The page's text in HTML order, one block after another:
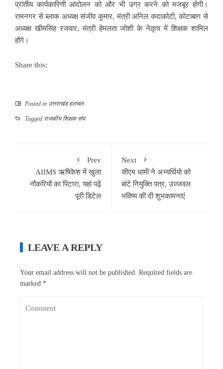
प्रांतीय कार्यकारिणी आंदोलन को और भी उग्र करने को मजबूर होगी।
रामनगर से ब्लाक अध्यक्ष संजीव कुमार, मंत्री अनिल कदाकोटी, कोटाबाग से
अध्यक्ष खीमसिंह रजवार, मंत्री हेमलता जोशी के नेतृत्व में शिक्षक शामिल
होंगे।
Share this:
Posted in उत्तराखंड हलचल
Tagged राजकीय शिक्षक संघ
Prev
AIIMS ऋषिकेश में खुला
नौकरियों का पिटारा, यहां पढ़ें
पूरी डिटेल
Next
सीएम धामी ने अभ्यर्थियो को
बांटे नियुक्ति पत्र, उज्जवल
भविष्य की दी शुभकामनाएं
LEAVE A REPLY
Your email address will not be published. Required fields are
marked *